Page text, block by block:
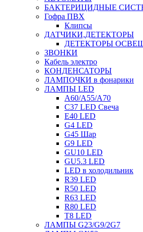
БАКТЕРИЦИДНЫЕ
Гофра ПВХ
Клипсы
ДАТЧИКИ,ДЕТЕКТОРЫ
ДЕТЕКТОРЫ
ЗВОНКИ
Кабель электро
КОНДЕНСАТОРЫ
ЛАМПОЧКИ в фонарики
ЛАМПЫ LED
A60/A55/A70
C37 LED Свеча
E40 LED
G4 LED
G45 Шар
G9 LED
GU10 LED
GU5.3 LED
LED в холодильник
R39 LED
R50 LED
R63 LED
R80 LED
T8 LED
ЛАМПЫ G23/G9/2G7